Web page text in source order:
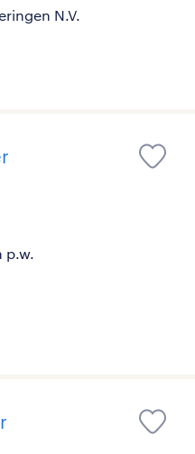
N.V.
p.w.